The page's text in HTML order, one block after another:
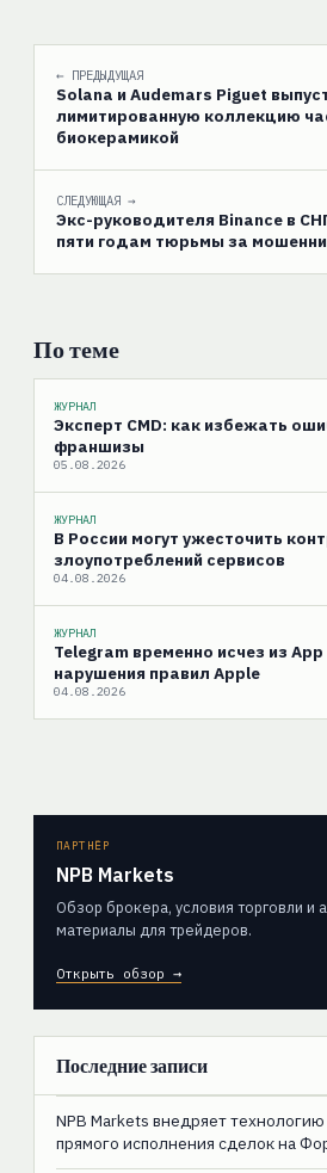
← ПРЕДЫДУЩАЯ
Solana и Audemars Piguet
лимитированную коллекцию
биокерамикой
СЛЕДУЮЩАЯ →
Экс-руководителя Binance в
пяти годам тюрьмы за
По теме
ЖУРНАЛ
Эксперт CMD: как избежать
франшизы
05.08.2026
ЖУРНАЛ
В России могут ужесточить
злоупотреблений сервисов
04.08.2026
ЖУРНАЛ
Telegram временно исчез из
нарушения правил Apple
04.08.2026
ПАРТНЁР
NPB Markets
Обзор брокера, условия торговли и
материалы для трейдеров.
Открыть обзор →
Последние записи
NPB Markets внедряет технологию
прямого исполнения сделок на